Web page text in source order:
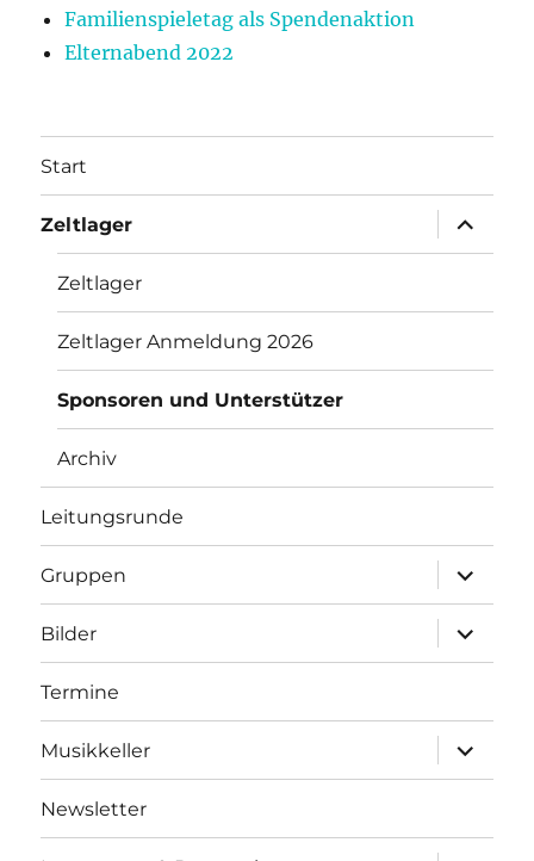
Familienspieletag als Spendenaktion
Elternabend 2022
Start
Zeltlager
anzeigen
Zeltlager
Zeltlager Anmeldung 2026
Sponsoren und Unterstützer
Archiv
Leitungsrunde
Gruppen
anzeigen
Bilder
anzeigen
Termine
Musikkeller
anzeigen
Newsletter